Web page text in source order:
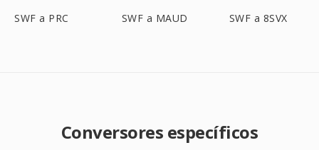
SWF a PRC SWF a MAUD SWF a 8SVX
Conversores específicos